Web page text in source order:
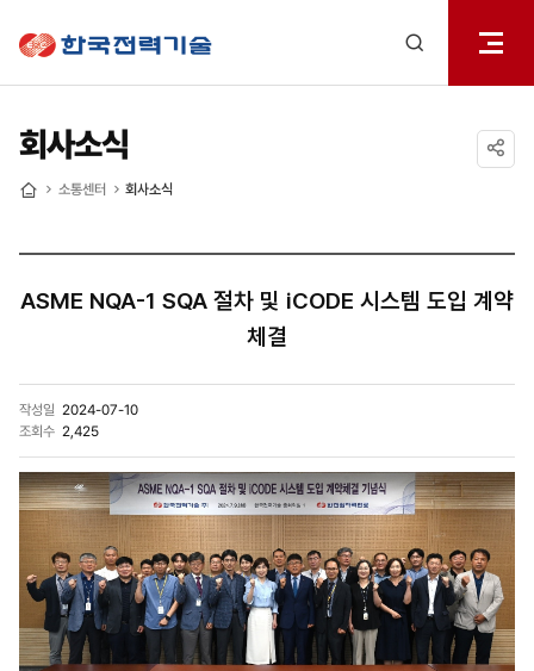
열기
회사소식
소통센터 회사소식
ASME NQA-1 SQA 절차 및 iCODE 시스템 도입 계약
체결
작성일 2024-07-10
조회수 2,425